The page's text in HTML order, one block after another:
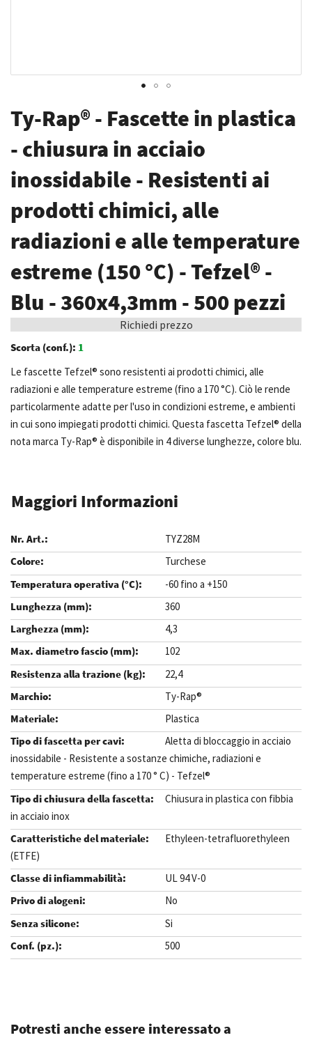
all'inizio
galleria
di
immagini
Ty-Rap® - Fascette in plastica
- chiusura in acciaio
inossidabile - Resistenti ai
prodotti chimici, alle
radiazioni e alle temperature
estreme (150 °C) - Tefzel® -
Blu - 360x4,3mm - 500 pezzi
Richiedi prezzo
Scorta (conf.): 1
Le fascette Tefzel® sono resistenti ai prodotti chimici, alle
radiazioni e alle temperature estreme (fino a 170 °C). Ciò le rende
particolarmente adatte per l'uso in condizioni estreme, e ambienti
in cui sono impiegati prodotti chimici. Questa fascetta Tefzel® della
nota marca Ty-Rap® è disponibile in 4 diverse lunghezze, colore blu.
Maggiori Informazioni
TYZ28M
Turchese
-60 fino a +150
360
4,3
102
22,4
Ty-Rap®
Plastica
Aletta di bloccaggio in acciaio
inossidabile - Resistente a sostanze chimiche, radiazioni e
temperature estreme (fino a 170 ° C) - Tefzel®
Chiusura in plastica con fibbia
in acciaio inox
Ethyleen-tetrafluorethyleen
(ETFE)
UL 94 V-0
No
Si
500
Potresti anche essere interessato a